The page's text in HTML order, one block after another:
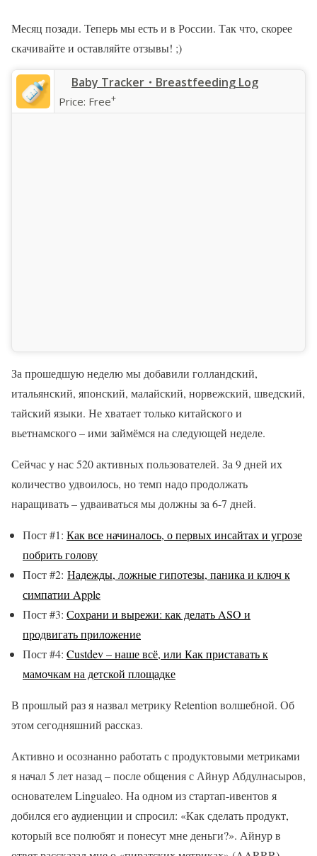
Месяц позади. Теперь мы есть и в России. Так что, скорее
скачивайте и оставляйте отзывы! ;)
‎Baby Tracker・Breastfeeding Log
Price: Free+
За прошедшую неделю мы добавили голландский,
итальянский, японский, малайский, норвежский, шведский,
тайский языки. Не хватает только китайского и
вьетнамского – ими займёмся на следующей неделе.
Сейчас у нас 520 активных пользователей. За 9 дней их
количество удвоилось, но темп надо продолжать
наращивать – удваиваться мы должны за 6-7 дней.
Пост #1: Как все начиналось, о первых инсайтах и угрозе
побрить голову
Пост #2: Надежды, ложные гипотезы, паника и ключ к
симпатии Apple
Пост #3: Сохрани и вырежи: как делать ASO и
продвигать приложение
Пост #4: Custdev – наше всё, или Как приставать к
мамочкам на детской площадке
В прошлый раз я назвал метрику Retention волшебной. Об
этом сегодняшний рассказ.
Активно и осознанно работать с продуктовыми метриками
я начал 5 лет назад – после общения с Айнур Абдулнасыров,
основателем Lingualeo. На одном из стартап-ивентов я
добился его аудиенции и спросил: «Как сделать продукт,
который все полюбят и понесут мне деньги?». Айнур в